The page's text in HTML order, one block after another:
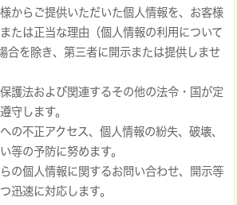
からご提供いただいた個人情報を、お客様
たは正当な理由（個人情報の利用について
合を除き、第三者に開示または提供しませ
護法および関連するその他の法令・国が定
守します。
の不正アクセス、個人情報の紛失、破壊、
等の予防に努めます。
の個人情報に関するお問い合わせ、開示等
迅速に対応します。